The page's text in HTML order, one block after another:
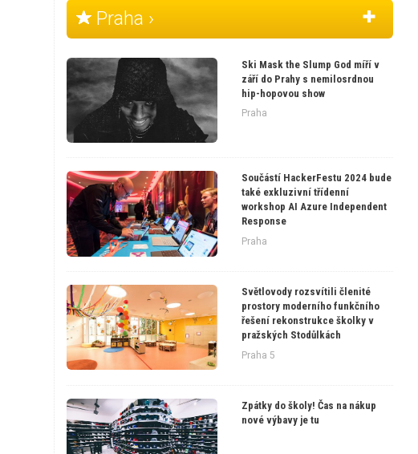
Praha ›
Ski Mask the Slump God míří v
září do Prahy s nemilosrdnou
hip-hopovou show
Praha
Součástí HackerFestu 2024 bude
také exkluzivní třídenní
workshop AI Azure Independent
Response
Praha
Světlovody rozsvítili členité
prostory moderního funkčního
řešení rekonstrukce školky v
pražských Stodůlkách
Praha 5
Zpátky do školy! Čas na nákup
nové výbavy je tu